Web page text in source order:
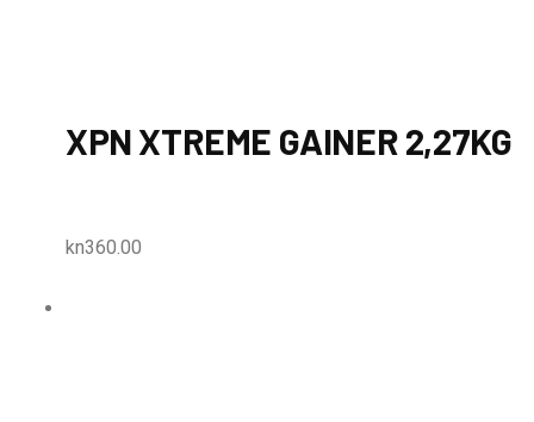
XPN XTREME GAINER 2,27KG
kn360.00